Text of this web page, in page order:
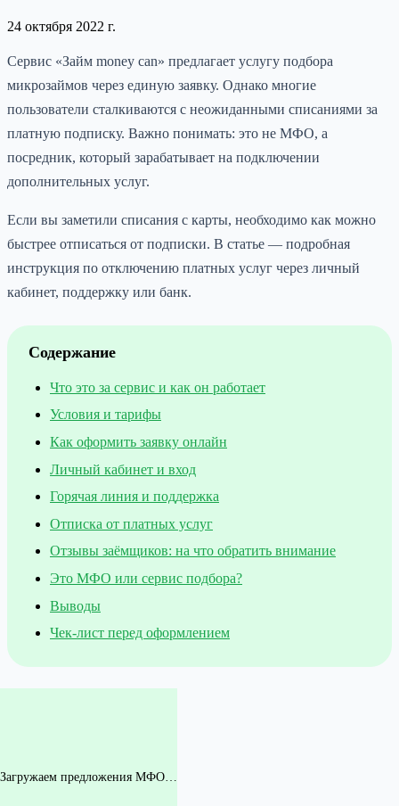
24 октября 2022 г.
Сервис «Займ money can» предлагает услугу подбора
микрозаймов через единую заявку. Однако многие
пользователи сталкиваются с неожиданными списаниями за
платную подписку. Важно понимать: это не МФО, а
посредник, который зарабатывает на подключении
дополнительных услуг.
Если вы заметили списания с карты, необходимо как можно
быстрее отписаться от подписки. В статье — подробная
инструкция по отключению платных услуг через личный
кабинет, поддержку или банк.
Содержание
Что это за сервис и как он работает
Условия и тарифы
Как оформить заявку онлайн
Личный кабинет и вход
Горячая линия и поддержка
Отписка от платных услуг
Отзывы заёмщиков: на что обратить внимание
Это МФО или сервис подбора?
Выводы
Чек-лист перед оформлением
Загружаем предложения МФО…